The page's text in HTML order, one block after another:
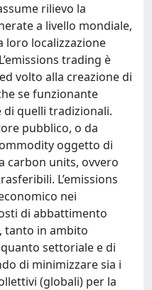
rilievo la
a livello mondiale,
loro localizzazione
trading è
volto alla creazione di
se funzionante
quelli tradizionali.
pubblico, o da
oggetto di
carbon units, ovvero
L’emissions
nei
di abbattimento
tanto in ambito
settoriale e di
di minimizzare sia i
(globali) per la